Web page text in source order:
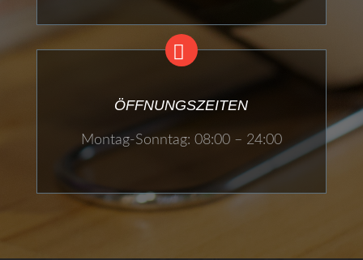
ÖFFNUNGSZEITEN
Montag-Sonntag: 08:00 – 24:00